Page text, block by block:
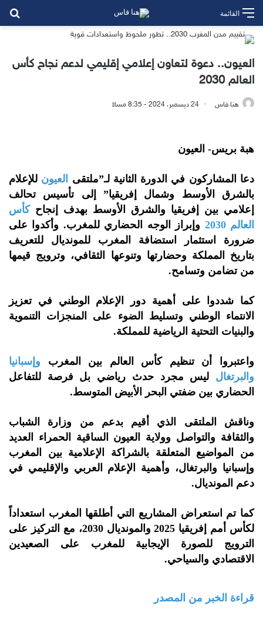
القائمة
العيون.. دعوة لتعاون إعلامي إقليمي لدعم نجاح كأس
العالم 2030
هنا فاس 24 ديسمبر، 2024 - 8:35 مساءً
هبة بريس- العيون
دعا المشاركون في الدورة الثانية لـ”ملتقى العيون للإعلام
بالشرق الأوسط وشمال إفريقيا” إلى تأسيس تحالف
إعلامي بين إفريقيا والشرق الأوسط بهدف إنجاحكأس
العالم 2030
وإبراز الوجه الحضاري للمغرب. وأكدوا على
ضرورة استثمار استضافة المغرب للمونديال للتعريف
بتاريخ المملكة وحضارتها وتنوعها الثقافي، وترويج قيمها
من تضامن وتسامح.
كما شددوا على أهمية دور الإعلام الوطني في تعزيز
الانتماء الوطني وتسليط الضوء على المنجزات التنموية
والبنيات التحتية الرياضية للمملكة.
واعتبروا أن تنظيم كأس العالم بين المغرب وإسبانيا
والبرتغال ليس مجرد حدث رياضي بل فرصة للتفاعل
الحضاري بين ضفتي البحر الأبيض المتوسط.
وناقش الملتقى الذي أقيم بدعم من وزارة الشباب
والثقافة والتواصل وولاية العيون الساقية الحمراء العديد
من المواضيع المتعلقة بالشراكة الإعلامية بين المغرب
وإسبانيا والبرتغال، وأهمية الإعلام العربي والإقليمي في
دعم المونديال.
كما تم استعراض المشاريع التي أطلقها المغرب استعداداً
لكأس أمم إفريقيا 2025 والمونديال 2030، مع التركيز على
الترويج للصورة الإيجابية للمغرب على الصعيدين
الاقتصادي والسياحي.
قراءة الخبر من المصدر